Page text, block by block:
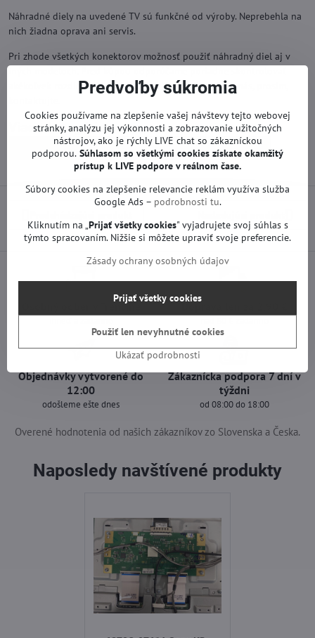
Náhradné diely na uvedené TV sú funkčné od výroby. Neprebehla na
nich žiadna oprava ani servis.
Pri zhode všetkých konektorov možnosť použiť náhradný diel aj v
akékoľvek rozdiely s Vašou doskou. V prípade otázok nás, prosím,
Viac z kategórie
Náhradné diely | Sony TV T-con a iné | Sony TV
Osobný odber v Trenčíne
Objednávky vytvorené do
12:00
odošleme ešte dnes
Zákaznícka podpora 7 dní v
týždni
od 08:00 do 18:00
Overené hodnotenia od našich zákazníkov zo Slovenska a Česka.
Naposledy navštívené produkty
Predvoľby súkromia
Cookies používame na zlepšenie vašej návštevy tejto webovej
stránky, analýzu jej výkonnosti a zobrazovanie užitočných
nástrojov, ako je rýchly LIVE chat so zákazníckou
podporou. Súhlasom so všetkými cookies získate okamžitý
prístup k LIVE podpore v reálnom čase.
Súbory cookies na zlepšenie relevancie reklám využíva služba
Google Ads – podrobnosti tu.
Kliknutím na „ Prijať všetky cookies" vyjadrujete svoj súhlas s
týmto spracovaním. Nižšie si môžete upraviť svoje preferencie.
Zásady ochrany osobných údajov
Ukázať podrobnosti
Prijať všetky cookies
Použiť len nevyhnutné cookies